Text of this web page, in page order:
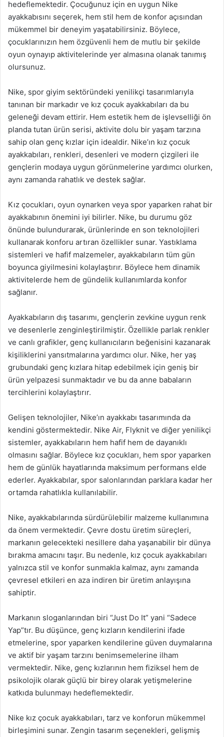
hedeflemektedir. Çocuğunuz için en uygun Nike
ayakkabısını seçerek, hem stil hem de konfor açısından
mükemmel bir deneyim yaşatabilirsiniz. Böylece,
çocuklarınızın hem özgüvenli hem de mutlu bir şekilde
oyun oynayıp aktivitelerinde yer almasına olanak tanımış
olursunuz.
Nike, spor giyim sektöründeki yenilikçi tasarımlarıyla
tanınan bir markadır ve kız çocuk ayakkabıları da bu
geleneği devam ettirir. Hem estetik hem de işlevselliği ön
planda tutan ürün serisi, aktivite dolu bir yaşam tarzına
sahip olan genç kızlar için idealdir. Nike’ın kız çocuk
ayakkabıları, renkleri, desenleri ve modern çizgileri ile
gençlerin modaya uygun görünmelerine yardımcı olurken,
aynı zamanda rahatlık ve destek sağlar.
Kız çocukları, oyun oynarken veya spor yaparken rahat bir
ayakkabının önemini iyi bilirler. Nike, bu durumu göz
önünde bulundurarak, ürünlerinde en son teknolojileri
kullanarak konforu artıran özellikler sunar. Yastıklama
sistemleri ve hafif malzemeler, ayakkabıların tüm gün
boyunca giyilmesini kolaylaştırır. Böylece hem dinamik
aktivitelerde hem de gündelik kullanımlarda konfor
sağlanır.
Ayakkabıların dış tasarımı, gençlerin zevkine uygun renk
ve desenlerle zenginleştirilmiştir. Özellikle parlak renkler
ve canlı grafikler, genç kullanıcıların beğenisini kazanarak
kişiliklerini yansıtmalarına yardımcı olur. Nike, her yaş
grubundaki genç kızlara hitap edebilmek için geniş bir
ürün yelpazesi sunmaktadır ve bu da anne babaların
tercihlerini kolaylaştırır.
Gelişen teknolojiler, Nike’ın ayakkabı tasarımında da
kendini göstermektedir. Nike Air, Flyknit ve diğer yenilikçi
sistemler, ayakkabıların hem hafif hem de dayanıklı
olmasını sağlar. Böylece kız çocukları, hem spor yaparken
hem de günlük hayatlarında maksimum performans elde
ederler. Ayakkabılar, spor salonlarından parklara kadar her
ortamda rahatlıkla kullanılabilir.
Nike, ayakkabılarında sürdürülebilir malzeme kullanımına
da önem vermektedir. Çevre dostu üretim süreçleri,
markanın gelecekteki nesillere daha yaşanabilir bir dünya
bırakma amacını taşır. Bu nedenle, kız çocuk ayakkabıları
yalnızca stil ve konfor sunmakla kalmaz, aynı zamanda
çevresel etkileri en aza indiren bir üretim anlayışına
sahiptir.
Markanın sloganlarından biri “Just Do It” yani “Sadece
Yap”tır. Bu düşünce, genç kızların kendilerini ifade
etmelerine, spor yaparken kendilerine güven duymalarına
ve aktif bir yaşam tarzını benimsemelerine ilham
vermektedir. Nike, genç kızlarının hem fiziksel hem de
psikolojik olarak güçlü bir birey olarak yetişmelerine
katkıda bulunmayı hedeflemektedir.
Nike kız çocuk ayakkabıları, tarz ve konforun mükemmel
birleşimini sunar. Zengin tasarım seçenekleri, gelişmiş